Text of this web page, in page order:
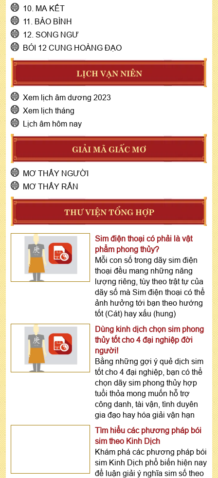
10. MA KẾT
11. BẢO BÌNH
12. SONG NGƯ
BÓI 12 CUNG HOÀNG ĐẠO
LỊCH VẠN NIÊN
Xem lịch âm dương 2023
Xem lịch tháng
Lịch âm hôm nay
GIẢI MÃ GIẤC MƠ
MƠ THẤY NGƯỜI
MƠ THẤY RẮN
THƯ VIỆN TỔNG HỢP
Sim điện thoại có phải là vật
phẩm phong thủy?
Mỗi con số trong dãy sim điện
thoại đều mang những năng
lượng riêng, tùy theo trật tự của
dãy số mà Sim điện thoại có thể
ảnh hưởng tới bạn theo hướng
tốt (Cát) hay xấu (hung)
Dùng kinh dịch chọn sim phong
thủy tốt cho 4 đại nghiệp đời
người!
Bằng những gợi ý quẻ dịch sim
tốt cho 4 đại nghiệp, bạn có thể
chọn dãy sim phong thủy hợp
tuổi thỏa mong muốn hỗ trợ
công danh, tài vận, tình duyên
gia đạo hay hóa giải vận hạn
Tìm hiểu các phương pháp bói
sim theo Kinh Dịch
Khám phá các phương pháp bói
sim Kinh Dịch phổ biến hiện nay
để luận giải ý nghĩa sim số theo